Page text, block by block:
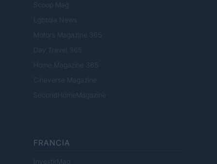
Scoop Mag
Lgbtqia News
Motors Magazine 365
Day Travel 365
Home Magazine 365
Cineverse Magazine
SecondHomeMagazine
FRANCIA
InvestirMag